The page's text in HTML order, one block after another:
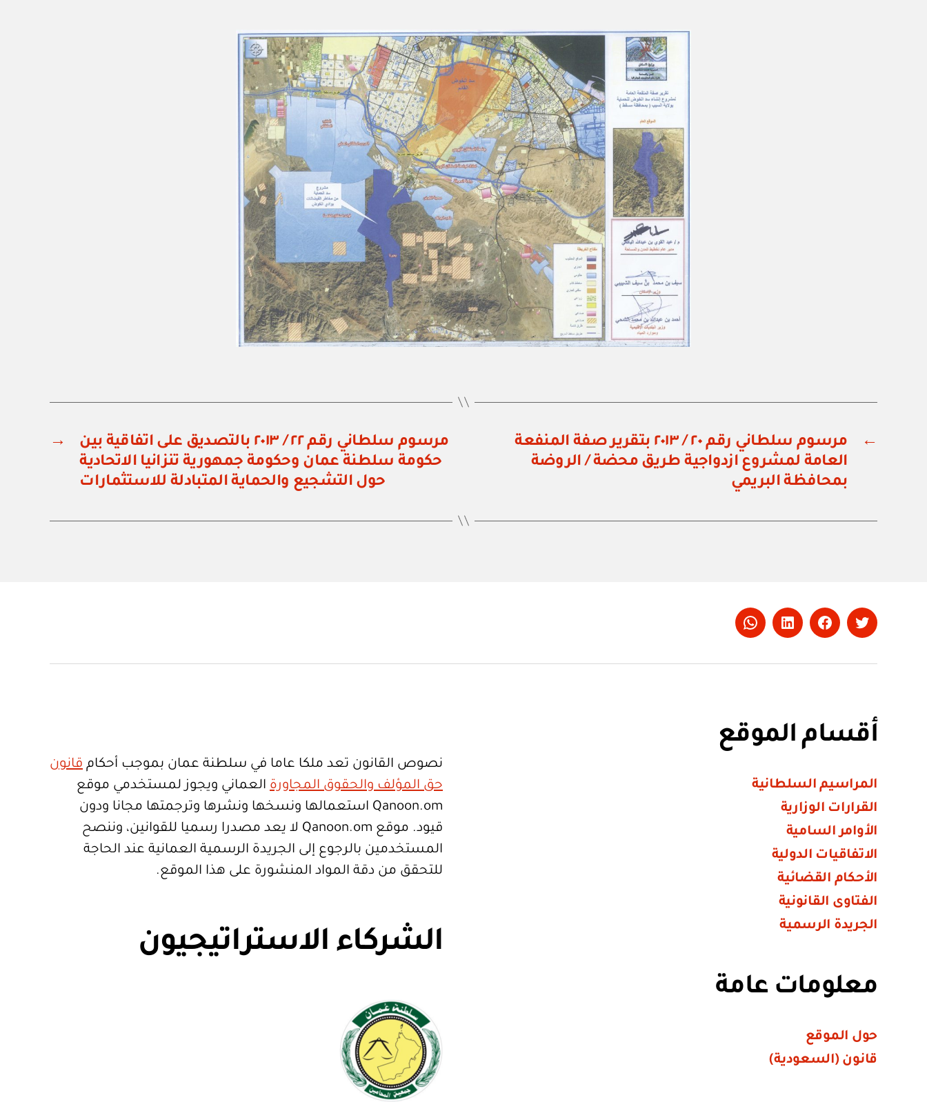
←
مرسوم سلطاني رقم ٢٠ / ٢٠١٣ بتقرير صفة المنفعة
العامة لمشروع ازدواجية طريق محضة / الروضة
بمحافظة البريمي
→
مرسوم سلطاني رقم ٢٢ / ٢٠١٣ بالتصديق على اتفاقية بين
حكومة سلطنة عمان وحكومة جمهورية تنزانيا الاتحادية
حول التشجيع والحماية المتبادلة للاستثمارات
Twitter
Facebook
LinkedIn
Whatsapp
أقسام الموقع
المراسيم السلطانية
القرارات الوزارية
الأوامر السامية
الاتفاقيات الدولية
الأحكام القضائية
الفتاوى القانونية
الجريدة الرسمية
معلومات عامة
حول الموقع
قانون (السعودية)
نصوص القانون تعد ملكا عاما في سلطنة عمان بموجب أحكام قانون
حق المؤلف والحقوق المجاورة العماني ويجوز لمستخدمي موقع
Qanoon.om استعمالها ونسخها ونشرها وترجمتها مجانا ودون
قيود. موقع Qanoon.om لا يعد مصدرا رسميا للقوانين، وننصح
المستخدمين بالرجوع إلى الجريدة الرسمية العمانية عند الحاجة
للتحقق من دقة المواد المنشورة على هذا الموقع.
الشركاء الاستراتيجيون